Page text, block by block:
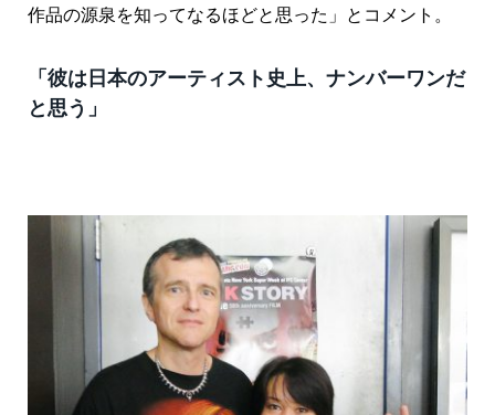
作品の源泉を知ってなるほどと思った」とコメント。
「彼は日本のアーティスト史上、ナンバーワンだ
と思う」